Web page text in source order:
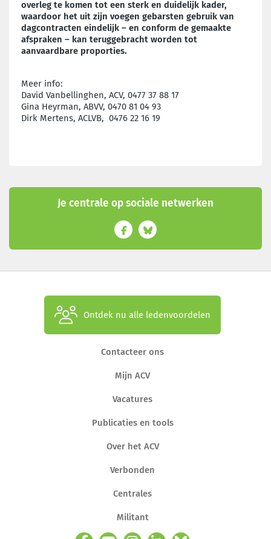
overleg te komen tot een sterk en duidelijk kader,
waardoor het uit zijn voegen gebarsten gebruik van
dagcontracten eindelijk – en conform de gemaakte
afspraken – kan teruggebracht worden tot
aanvaardbare proporties.
Meer info:
David Vanbellinghen, ACV, 0477 37 88 17
Gina Heyrman, ABVV, 0470 81 04 93
Dirk Mertens, ACLVB, 0476 22 16 19
Je centrale op sociale netwerken
Ontdek nu alle ledenvoordelen
Contacteer ons
Mijn ACV
Vacatures
Publicaties en tools
Over het ACV
Verbonden
Centrales
Militant